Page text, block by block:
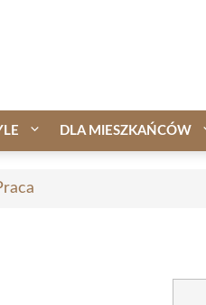
DLA MIESZKAŃCÓW